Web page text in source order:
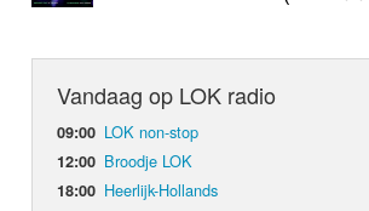
Vandaag op LOK radio
09:00 LOK non-stop
12:00 Broodje LOK
18:00 Heerlijk-Hollands